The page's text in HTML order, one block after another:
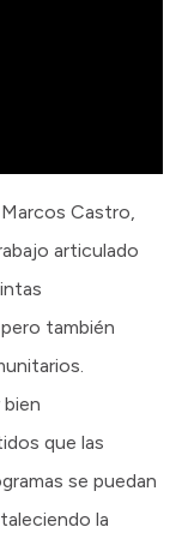
Castro,
articulado
también
que las
se puedan
la